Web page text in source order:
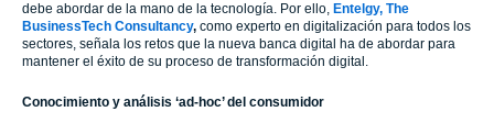
debe abordar de la mano de la tecnología. Por ello, Entelgy, The
BusinessTech Consultancy, como experto en digitalización para todos los
sectores, señala los retos que la nueva banca digital ha de abordar para
mantener el éxito de su proceso de transformación digital.
Conocimiento y análisis ‘ad-hoc’ del consumidor